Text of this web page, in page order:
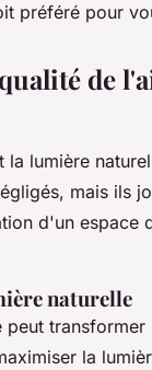
préféré pour
de
la lumière
mais ils
d'un espace
naturelle
peut
la